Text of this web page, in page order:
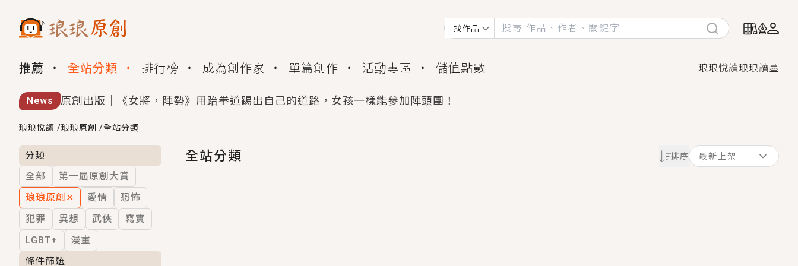
找作品
推薦 全站分類 排行榜 成為創作家 單篇創作 活動專區 儲值點數 琅琅悅讀琅琅讀墨
News 原創出版｜《女將，陣勢》用跆拳道踢出自己的道路，女孩一樣能參加陣頭團！
創,作家招募｜華文小說創作首選！有機會獲得豐富廣宣資源、專屬服務與獨享福利！
小編心動書單｜《離婚你提的，二婚嫁大佬，你哭什麼？》追妻火葬場！前夫失憶移情別戀，她頭也不回找新歡，他居然還後悔了？
GL｜《夏日與檸檬與重疊世界》炎熱的夏日、檸檬的香氣、互相愛慕的兩位少女，今夏最推純愛GL漫畫！
BL｜《費洛蒙中毒》救命！特殊費洛蒙體質世界觀，無法抗拒的吸引力，已中毒Σ>―(〃°ω°〃)♡→
OMG你嚇到我了｜《陰陽鬼店》上班族買了房子模型，但現實中買下的竟是屬於他的停屍櫃？！
言情｜《國語推行員》每個人心中都有一個連自己也無法改變的永恆， 他的一生將不由自主追逐著她……
琅琅悅讀 /琅琅原創 /全站分類
分類
全部
第一屆原創大賞
琅琅原創 ✕ 愛情
恐怖
犯罪
異想 武俠
寫實
LGBT+
漫畫
條件篩選
全站分類 排序 最新上架